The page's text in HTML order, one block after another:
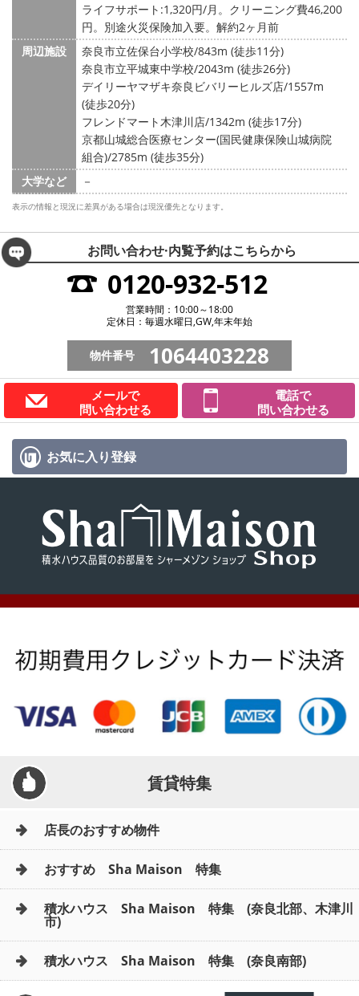
ライフサポート:1,320円/月。クリーニング費46,200
円。別途火災保険加入要。解約2ヶ月前
周辺施設
奈良市立佐保台小学校/843m (徒歩11分)
奈良市立平城東中学校/2043m (徒歩26分)
デイリーヤマザキ奈良ビバリーヒルズ店/1557m
(徒歩20分)
フレンドマート木津川店/1342m (徒歩17分)
京都山城総合医療センター(国民健康保険山城病院
組合)/2785m (徒歩35分)
大学など
－
表示の情報と現況に差異がある場合は現況優先となります。
お問い合わせ·内覧予約はこちらから
0120-932-512
営業時間：10:00～18:00
定休日：毎週水曜日,GW,年末年始
物件番号 1064403228
メールで
問い合わせる
電話で
問い合わせる
お気に入り登録
賃貸特集
店長のおすすめ物件
おすすめ Sha Maison 特集
積水ハウス Sha Maison 特集 (奈良北部、木津川
市)
積水ハウス Sha Maison 特集 (奈良南部)